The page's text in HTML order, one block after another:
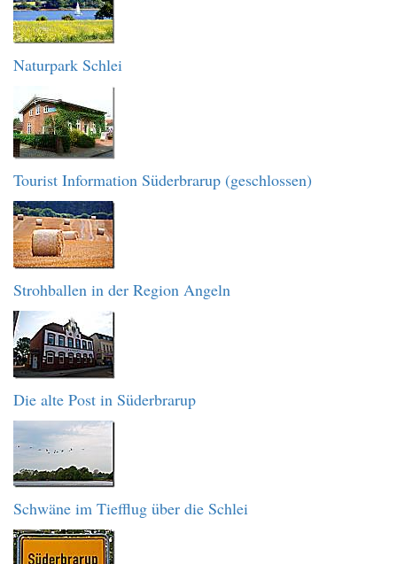
Naturpark Schlei
Tourist Information Süderbrarup (geschlossen)
Strohballen in der Region Angeln
Die alte Post in Süderbrarup
Schwäne im Tiefflug über die Schlei